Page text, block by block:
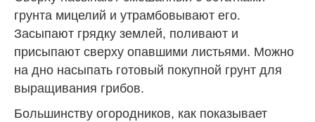
грунта мицелий и утрамбовывают его.
Засыпают грядку землей, поливают и
присыпают сверху опавшими листьями. Можно
на дно насыпать готовый покупной грунт для
выращивания грибов.
Большинству огородников, как показывает